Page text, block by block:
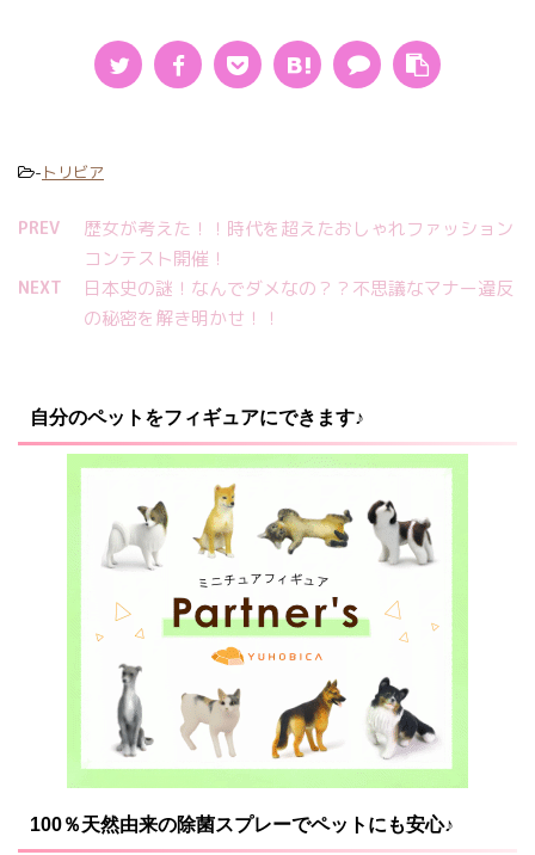
- トリビア
PREV
歴女が考えた！！時代を超えたおしゃれファッション
コンテスト開催！
NEXT
日本史の謎！なんでダメなの？？不思議なマナー違反
の秘密を解き明かせ！！
自分のペットをフィギュアにできます♪
100％天然由来の除菌スプレーでペットにも安心♪